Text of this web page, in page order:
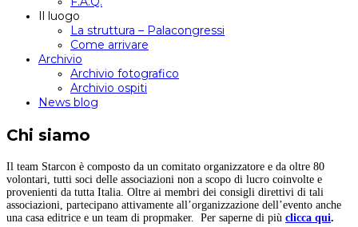
Il luogo
La struttura – Palacongressi
Come arrivare
Archivio
Archivio fotografico
Archivio ospiti
News blog
Chi siamo
Il team Starcon è composto da un comitato organizzatore e da oltre 80
volontari, tutti soci delle associazioni non a scopo di lucro coinvolte e
provenienti da tutta Italia. Oltre ai membri dei consigli direttivi di tali
associazioni, partecipano attivamente all’organizzazione dell’evento anche
una casa editrice e un team di propmaker. Per saperne di più clicca qui.